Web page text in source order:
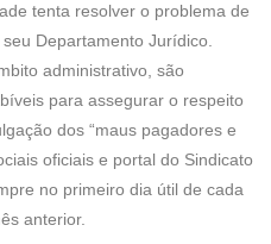
tenta resolver o problema de
Departamento Jurídico.
administrativo, são
para assegurar o respeito
dos “maus pagadores e
oficiais e portal do Sindicato
no primeiro dia útil de cada
anterior.